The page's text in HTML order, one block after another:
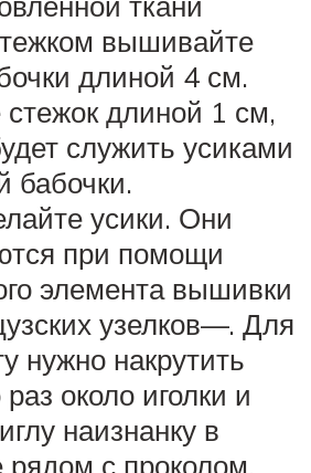
вышивайте
длиной 4 см.
длиной 1 см,
служить усиками
бабочки.
усики. Они
при помощи
элемента вышивки
узелков—. Для
нужно накрутить
около иголки и
наизнанку в
рядом с проколом.